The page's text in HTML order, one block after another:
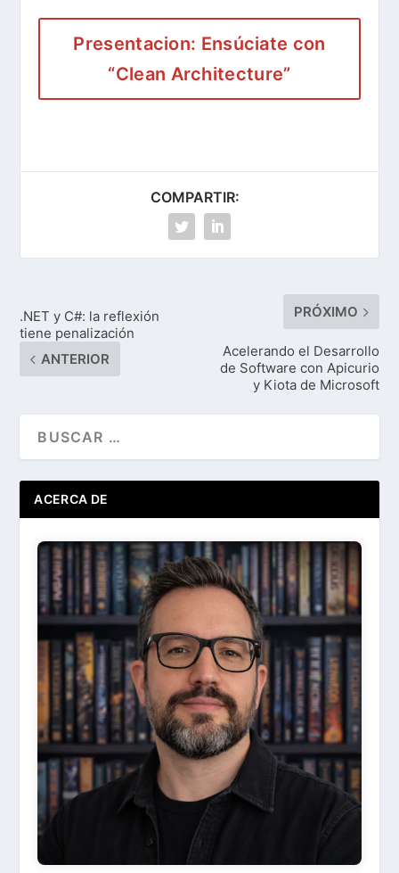
Presentacion: Ensúciate con
“Clean Architecture”
COMPARTIR:
.NET y C#: la reflexión
tiene penalización
ANTERIOR
PRÓXIMO
Acelerando el Desarrollo
de Software con Apicurio
y Kiota de Microsoft
ACERCA DE
Ir
Acerca de ...